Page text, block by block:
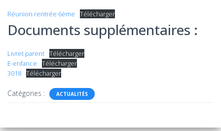
Réunion rentrée 6ème Télécharger
Documents supplémentaires :
Livret parent Télécharger
E-enfance
Télécharger
3018 Télécharger
Catégories : ACTUALITÉS